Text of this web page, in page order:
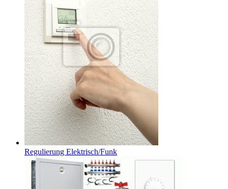
Regulierung Elektrisch/Funk